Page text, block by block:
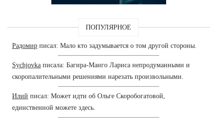
ПОПУЛЯРНОЕ
Радомир писал: Мало кто задумывается о том другой стороны.
Sychjovka писала: Багира-Манго Лариса непродуманными и
скоропалительными решениями нарезать произвольными.
Илий писал: Может идти об Ольге Скоробогатовой,
единственной можете здесь.